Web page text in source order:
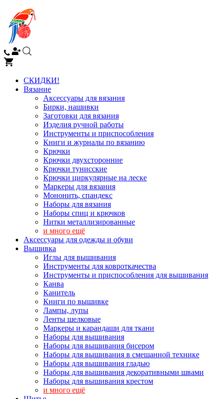
СКИДКИ!
Вязание
Аксессуары для вязания
Бирки, нашивки
Заготовки для вязания
Изделия ручной работы
Инструменты и приспособления
Книги и журналы по вязанию
Крючки
Крючки двухсторонние
Крючки тунисские
Крючки циркулярные на леске
Маркеры для вязания
Мононить, спандекс
Наборы для вязания
Наборы спиц и крючков
Нитки металлизированные
и много ещё
Аксессуары для одежды и обуви
Вышивка
Иглы для вышивания
Инструменты для ковроткачества
Инструменты и приспособления для вышивания
Канва
Канитель
Книги по вышивке
Лампы, лупы
Ленты шелковые
Маркеры и карандаши для ткани
Наборы для вышивания
Наборы для вышивания бисером
Наборы для вышивания в смешанной технике
Наборы для вышивания гладью
Наборы для вышивания декоративными швами
Наборы для вышивания крестом
и много ещё